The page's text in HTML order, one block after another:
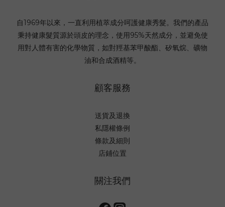
自1969年以來，一直利用植萃成分呵護健康秀髮。我們的產品
秉持健康髮質源於頭皮的理念，使用95%天然成分，並避免使
用對人體有害的化學物質，如對羥基苯甲酸酯、矽氧烷、礦物
油和合成酒精等。
顧客服務
送貨及退換
私隱權條例
條款及細則
店鋪位置
關注我們